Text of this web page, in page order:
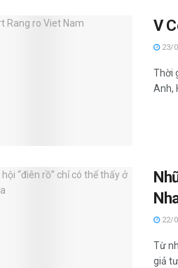
V
23/
Thời
Anh,
22/
Từ
giả